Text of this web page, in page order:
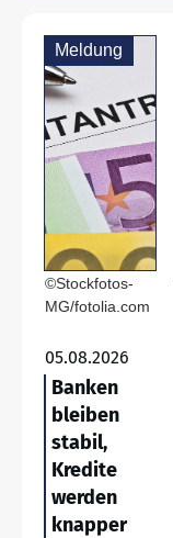
Meldung
©Stockfotos-
MG/fotolia.com
05.08.2026
Banken
bleiben
stabil,
Kredite
werden
knapper